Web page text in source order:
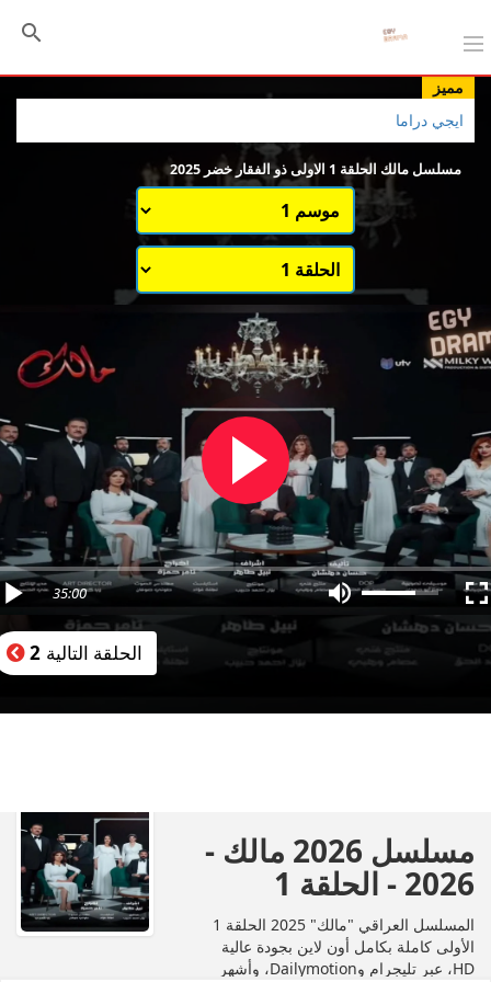
مميز
ايجي دراما
مسلسل مالك الحلقة 1 الاولى ذو الفقار خضر 2025
اختيار الموسم
قائمة حلقات الموسم 1
35:00
الحلقة التالية 2
مسلسل 2026 مالك -
2026 - الحلقة 1
المسلسل العراقي "مالك" 2025 الحلقة 1
الأولى كاملة بكامل أون لاين بجودة عالية
HD، عبر تليجرام وDailymotion، وأشهر